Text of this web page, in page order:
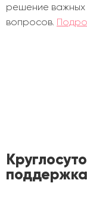
решение важных
вопросов.
поддержка